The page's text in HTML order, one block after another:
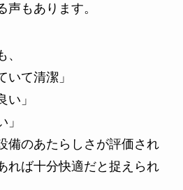
声もあります。
いて清潔」
い」
」
備のあたらしさが評価され
れば十分快適だと捉えられ